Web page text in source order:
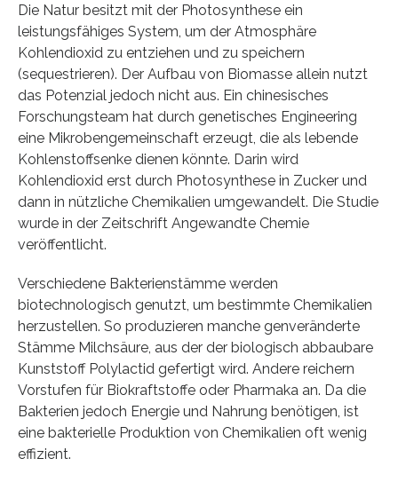
Die Natur besitzt mit der Photosynthese ein
leistungsfähiges System, um der Atmosphäre
Kohlendioxid zu entziehen und zu speichern
(sequestrieren). Der Aufbau von Biomasse allein nutzt
das Potenzial jedoch nicht aus. Ein chinesisches
Forschungsteam hat durch genetisches Engineering
eine Mikrobengemeinschaft erzeugt, die als lebende
Kohlenstoffsenke dienen könnte. Darin wird
Kohlendioxid erst durch Photosynthese in Zucker und
dann in nützliche Chemikalien umgewandelt. Die Studie
wurde in der Zeitschrift Angewandte Chemie
veröffentlicht.
Verschiedene Bakterienstämme werden
biotechnologisch genutzt, um bestimmte Chemikalien
herzustellen. So produzieren manche genveränderte
Stämme Milchsäure, aus der der biologisch abbaubare
Kunststoff Polylactid gefertigt wird. Andere reichern
Vorstufen für Biokraftstoffe oder Pharmaka an. Da die
Bakterien jedoch Energie und Nahrung benötigen, ist
eine bakterielle Produktion von Chemikalien oft wenig
effizient.